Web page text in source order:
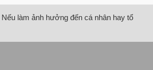
làm ảnh hưởng đến cá nhân hay tổ